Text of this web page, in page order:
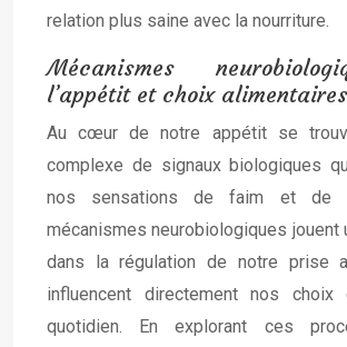
relation plus saine avec la nourriture.
Mécanismes
l’appétit et choix alimentaires
Au cœur de notre appétit se
complexe de signaux biologiques
nos sensations de faim et de
mécanismes neurobiologiques jouent
dans la régulation de notre prise
influencent directement nos choix
quotidien. En explorant ces